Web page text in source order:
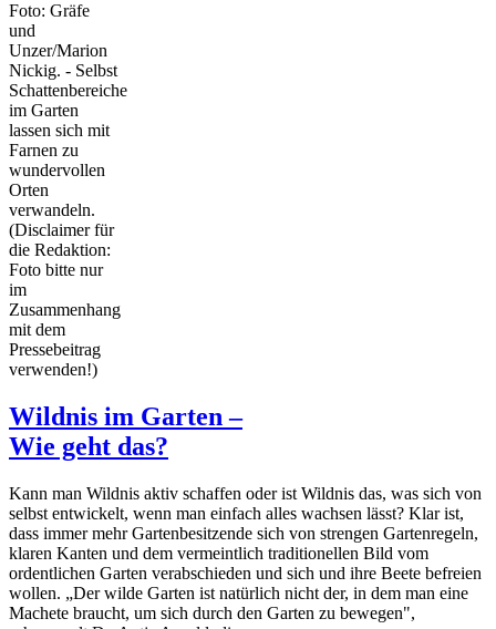
Foto: Gräfe
und
Unzer/Marion
Nickig. - Selbst
Schattenbereiche
im Garten
lassen sich mit
Farnen zu
wundervollen
Orten
verwandeln.
(Disclaimer für
die Redaktion:
Foto bitte nur
im
Zusammenhang
mit dem
Pressebeitrag
verwenden!)
Wildnis im Garten –
Wie geht das?
Kann man Wildnis aktiv schaffen oder ist Wildnis das, was sich von
selbst entwickelt, wenn man einfach alles wachsen lässt? Klar ist,
dass immer mehr Gartenbesitzende sich von strengen Gartenregeln,
klaren Kanten und dem vermeintlich traditionellen Bild vom
ordentlichen Garten verabschieden und sich und ihre Beete befreien
wollen. „Der wilde Garten ist natürlich nicht der, in dem man eine
Machete braucht, um sich durch den Garten zu bewegen",